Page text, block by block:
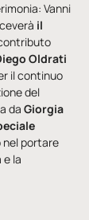
Vanni
il
Oldrati
il continuo
del
da Giorgia
nel portare
e la